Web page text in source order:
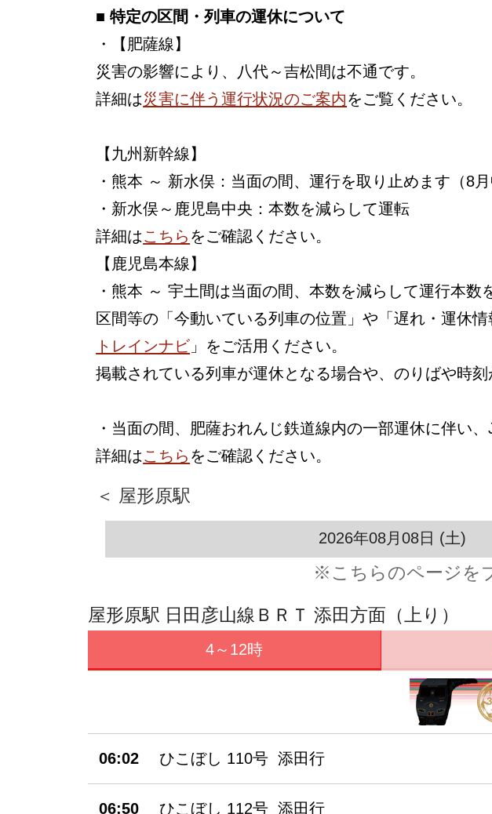
■ 特定の区間・列車の運休について
・【肥薩線】
災害の影響により、八代～吉松間は不通です。
詳細は災害に伴う運行状況のご案内をご覧ください。
【九州新幹線】
・熊本 ～ 新水俣：当面の間、運行を取り止めます（8
・新水俣～鹿児島中央：本数を減らして運転
詳細はこちら をご確認ください。
【鹿児島本線】
・熊本 ～ 宇土間は当面の間、本数を減らして運行本数
区間等の「今動いている列車の位置」や「遅れ・運休
トレインナビ 」をご活用ください。
掲載されている列車が運休となる場合や、のりばや時
・当面の間、肥薩おれんじ鉄道線内の一部運休に伴い
詳細はこちら をご確認ください。
＜ 屋形原駅
2026年08月08日 (土)
※こちらのページを
屋形原駅 日田彦山線ＢＲＴ 添田方面（上り）
4～12時
06:02 ひこぼし 110号 添田行
06:50 ひこぼし 112号 添田行